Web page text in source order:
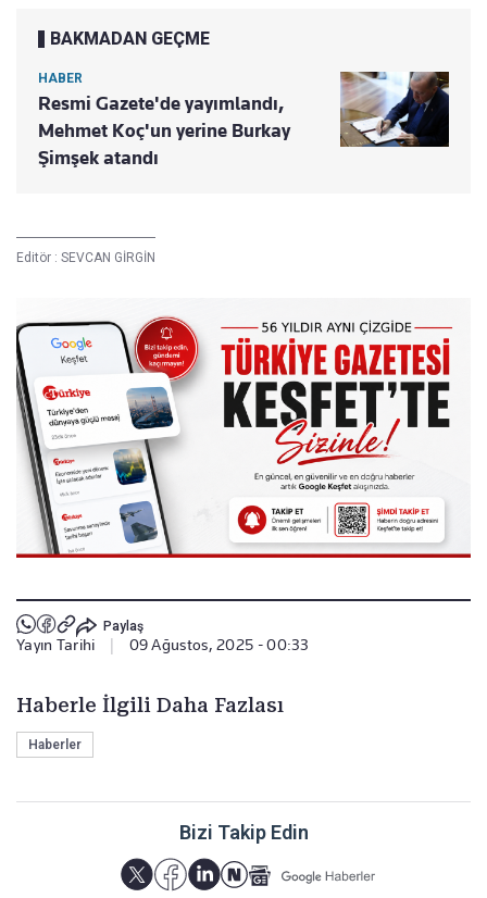
BAKMADAN GEÇME
HABER
Resmi Gazete'de yayımlandı,
Mehmet Koç'un yerine Burkay
Şimşek atandı
Editör : SEVCAN GİRGİN
Paylaş
Yayın Tarihi 09 Ağustos, 2025 - 00:33
Haberle İlgili Daha Fazlası
Haberler
Bizi Takip Edin